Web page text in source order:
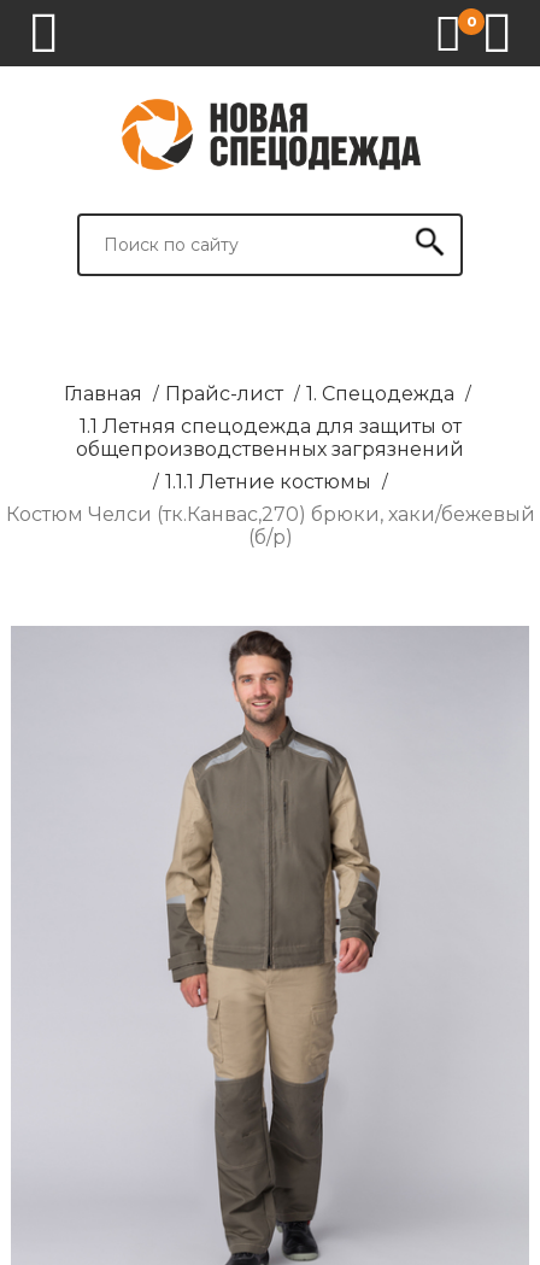
0
СПЕЦОДЕЖДА
СПЕЦОБУВЬ
СРЕДСТВА
ВСПОМОГАТЕЛЬНЫЕ
БРЕНДИРОВАНИЕ
Главная / Прайс-лист / 1. Спецодежда /
1.1 Летняя спецодежда для защиты от
общепроизводственных загрязнений
/ 1.1.1 Летние костюмы /
Костюм Челси (тк.Канвас,270) брюки, хаки/бежевый
(б/р)